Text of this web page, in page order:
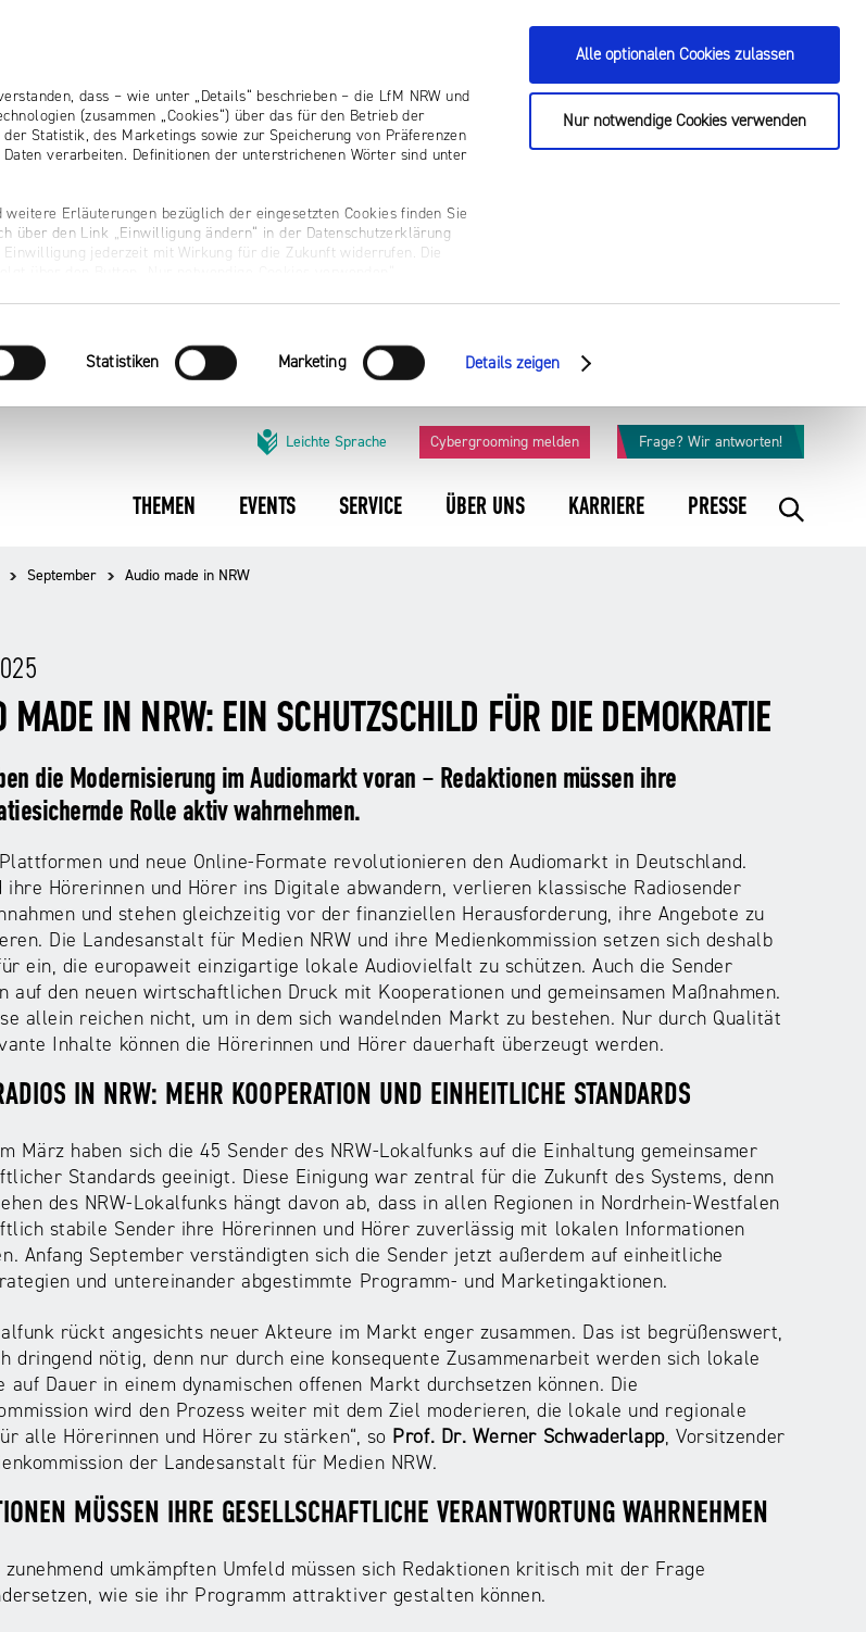
dass – wie unter „Details“ beschrieben – die LfM NRW und
(zusammen „Cookies“) über das für den Betrieb der
Statistik, des Marketings sowie zur Speicherung von Präferenzen
verarbeiten. Definitionen der unterstrichenen Wörter sind unter
Erläuterungen bezüglich der eingesetzten Cookies finden Sie
über den Link „Einwilligung ändern“ in der Datenschutzerklärung
jederzeit mit Wirkung für die Zukunft widerrufen. Die
Statistiken Marketing Details zeigen
Alle optionalen Cookies zulassen
Nur notwendige Cookies verwenden
Leichte Sprache Cybergrooming melden Frage? Wir antworten!
THEMEN EVENTS SERVICE ÜBER UNS KARRIERE PRESSE
September Audio made in NRW
MADE IN NRW: EIN SCHUTZSCHILD FÜR DIE DEMOKRATIE
die Modernisierung im Audiomarkt voran – Redaktionen müssen ihre
Rolle aktiv wahrnehmen.
und neue Online-Formate revolutionieren den Audiomarkt in Deutschland.
ihre Hörerinnen und Hörer ins Digitale abwandern, verlieren klassische Radiosender
und stehen gleichzeitig vor der finanziellen Herausforderung, ihre Angebote zu
Die Landesanstalt für Medien NRW und ihre Medienkommission setzen sich deshalb
ein, die europaweit einzigartige lokale Audiovielfalt zu schützen. Auch die Sender
auf den neuen wirtschaftlichen Druck mit Kooperationen und gemeinsamen Maßnahmen.
allein reichen nicht, um in dem sich wandelnden Markt zu bestehen. Nur durch Qualität
Inhalte können die Hörerinnen und Hörer dauerhaft überzeugt werden.
IN NRW: MEHR KOOPERATION UND EINHEITLICHE STANDARDS
März haben sich die 45 Sender des NRW-Lokalfunks auf die Einhaltung gemeinsamer
Standards geeinigt. Diese Einigung war zentral für die Zukunft des Systems, denn
des NRW-Lokalfunks hängt davon ab, dass in allen Regionen in Nordrhein-Westfalen
stabile Sender ihre Hörerinnen und Hörer zuverlässig mit lokalen Informationen
Anfang September verständigten sich die Sender jetzt außerdem auf einheitliche
und untereinander abgestimmte Programm- und Marketingaktionen.
rückt angesichts neuer Akteure im Markt enger zusammen. Das ist begrüßenswert,
dringend nötig, denn nur durch eine konsequente Zusammenarbeit werden sich lokale
auf Dauer in einem dynamischen offenen Markt durchsetzen können. Die
wird den Prozess weiter mit dem Ziel moderieren, die lokale und regionale
alle Hörerinnen und Hörer zu stärken“, so Prof. Dr. Werner Schwaderlapp, Vorsitzender
der Landesanstalt für Medien NRW.
MÜSSEN IHRE GESELLSCHAFTLICHE VERANTWORTUNG WAHRNEHMEN
zunehmend umkämpften Umfeld müssen sich Redaktionen kritisch mit der Frage
wie sie ihr Programm attraktiver gestalten können.